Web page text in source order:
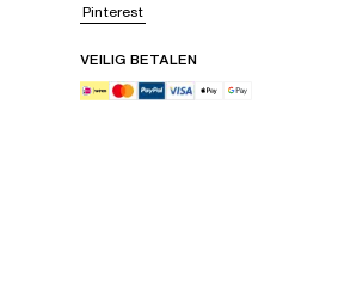
Pinterest
VEILIG BETALEN